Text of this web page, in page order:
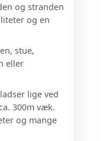
og stranden
og en
stue,
eller
lige ved
300m væk.
og mange